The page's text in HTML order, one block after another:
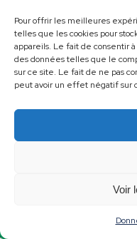
Pour offrir les meilleures
telles que les cookies pour
appareils. Le fait de consentir
des données telles que le
sur ce site. Le fait de ne pas
peut avoir un effet négatif sur
Voir